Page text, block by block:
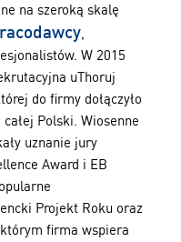
na szeroką skalę
,
W 2015
uThoruj
do firmy dołączyło
Polski. Wiosenne
uznanie jury
Award i EB
Projekt Roku oraz
firma wspiera